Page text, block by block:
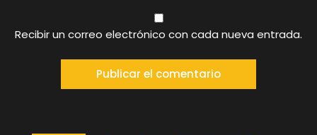
Recibir un correo electrónico con cada nueva entrada.